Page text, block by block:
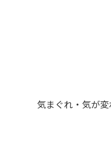
気まぐれ・気が